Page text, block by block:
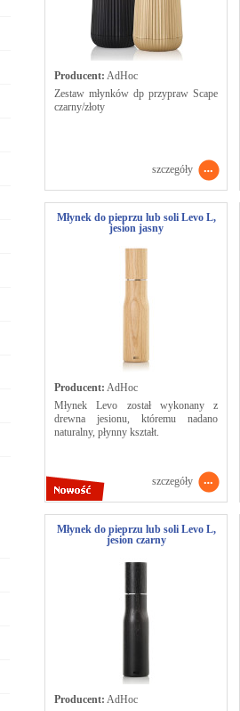
Producent: AdHoc
Zestaw młynków dp przypraw Scape
czarny/złoty
szczegóły
Młynek do pieprzu lub soli Levo L,
jesion jasny
Producent: AdHoc
Młynek Levo został wykonany z
drewna jesionu, któremu nadano
naturalny, płynny kształt.
szczegóły
Młynek do pieprzu lub soli Levo L,
jesion czarny
Producent: AdHoc